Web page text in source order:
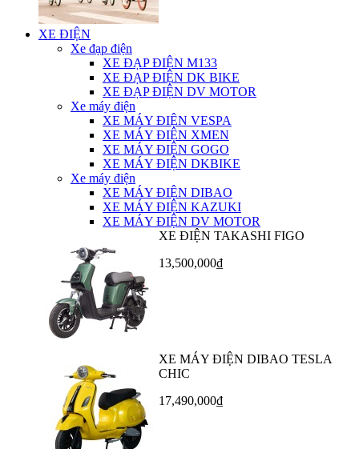
XE ĐIỆN
Xe đạp điện
XE ĐẠP ĐIỆN M133
XE ĐẠP ĐIỆN DK BIKE
XE ĐẠP ĐIỆN DV MOTOR
Xe máy điện
XE MÁY ĐIỆN VESPA
XE MÁY ĐIỆN XMEN
XE MÁY ĐIỆN GOGO
XE MÁY ĐIỆN DKBIKE
Xe máy điện
XE MÁY ĐIỆN DIBAO
XE MÁY ĐIỆN KAZUKI
XE MÁY ĐIỆN DV MOTOR
XE ĐIỆN TAKASHI FIGO
13,500,000₫
XE MÁY ĐIỆN DIBAO TESLA
CHIC
17,490,000₫